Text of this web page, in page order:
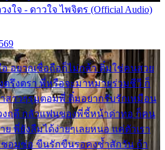
งใจ - ดาวใจ ไพจิตร (Official Audio)
อยากเชื่อถือก็ไม่กล้า ติ๋มใช่คนสวย
ตรึงตรา พี่หรือจะมาหมายร่วมชีวี ก็
สาวๆรุมตอมพี่ ติ๋มอยากรับรักเหมือน
ฤดี กลัวแฟนของพี่ชี้หน้าด่าทอ ก็คน
พี่ยังลืมได้ง่ายๆเลยหนอ แค่ตัวเรา
อมซ่อ ขืนรักขืนรอคงช้ำสักวัน ถ้า